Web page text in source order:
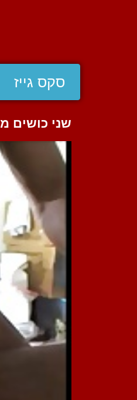
סקס גייז
שני כושים